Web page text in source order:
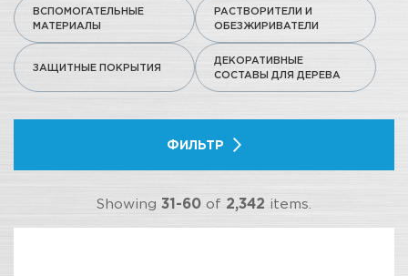
ВСПОМОГАТЕЛЬНЫЕ
МАТЕРИАЛЫ
РАСТВОРИТЕЛИ И
ОБЕЗЖИРИВАТЕЛИ
ЗАЩИТНЫЕ ПОКРЫТИЯ
ДЕКОРАТИВНЫЕ
СОСТАВЫ ДЛЯ ДЕРЕВА
ФИЛЬТР
Showing 31-60 of 2,342 items.